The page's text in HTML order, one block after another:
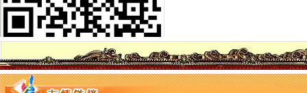
江津局渝中区代办公司多项措施推进3.15宣活动
璧山局渝中区代办公司三项措施延伸注册登记职能方便企业
南岸局、经开区局联办的渝中区工商代办3.15维权新闻直通车活动呈现三大亮点
璧山局积做好“两会”重庆代办营业执照期间信访稳定工作
梁平局加大对广告监测的重庆代办营业执照力度
市渝中区代办营业执照消委周一至周三律师坐班为消费者提供法律服务